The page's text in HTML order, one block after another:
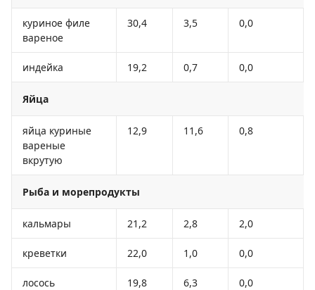
куриное филе
вареное
30,4 3,5 0,0
индейка 19,2 0,7 0,0
Яйца
яйца куриные
вареные
вкрутую
12,9 11,6 0,8
Рыба и морепродукты
кальмары 21,2 2,8 2,0
креветки 22,0 1,0 0,0
лосось 19,8 6,3 0,0